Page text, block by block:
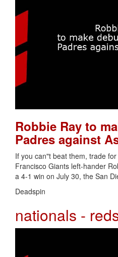
Robbie Ray to
Padres against
If you can"t beat them, trade
Francisco Giants left-hander
a 4-1 win on July 30, the San
Deadspin
nationals -